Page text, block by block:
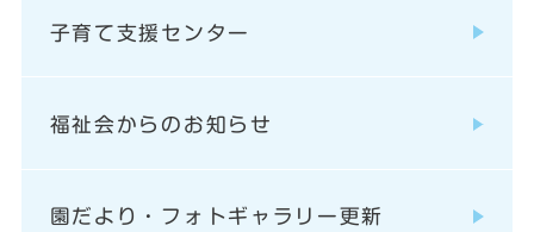
子育て支援センター
福祉会からのお知らせ
園だより・フォトギャラリー更新